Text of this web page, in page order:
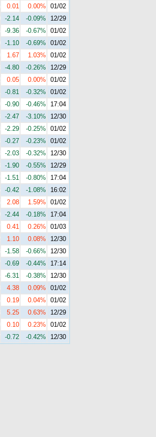
0.01 0.00%
01/02
-2.14 -0.09%
12/29
-9.36 -0.67%
01/02
-1.10 -0.69%
01/02
1.67 1.03%
01/02
-4.80 -0.26%
12/29
0.05 0.00%
01/02
-0.81 -0.32%
01/02
-0.90 -0.46%
17:04
-2.47 -3.10%
12/30
-2.29 -0.25%
01/02
-0.27 -0.23%
01/02
-2.03 -0.32%
12/30
-1.90 -0.55%
12/29
-1.51 -0.80%
17:04
-0.42 -1.08%
16:02
2.08 1.59%
01/02
-2.44 -0.18%
17:04
0.41 0.26%
01/03
1.10 0.08%
12/30
-1.58 -0.66%
12/30
-0.69 -0.44%
17:14
-6.31 -0.38%
12/30
4.38 0.09%
01/02
0.19 0.04%
01/02
5.25 0.63%
12/29
0.10 0.23%
01/02
-0.72 -0.42% 12/30